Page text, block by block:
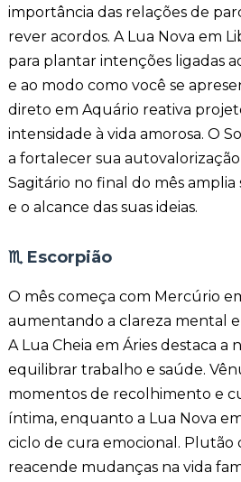
importância das relações de
rever acordos. A Lua Nova em
para plantar intenções ligadas
e ao modo como você se
direto em Aquário reativa
intensidade à vida amorosa. O
a fortalecer sua
Sagitário no final do mês
e o alcance das suas ideias.
♏ Escorpião
O mês começa com Mercúrio
aumentando a clareza mental e
A Lua Cheia em Áries destaca a
equilibrar trabalho e saúde.
momentos de recolhimento e
íntima, enquanto a Lua Nova
ciclo de cura emocional. Plutão
reacende mudanças na vida